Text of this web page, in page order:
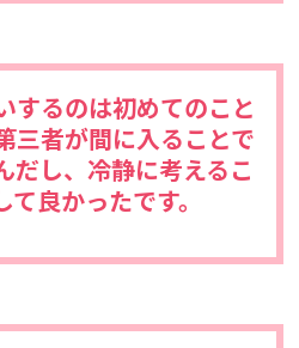
するのは初めてのこと
三者が間に入ることで
だし、冷静に考えるこ
良かったです。